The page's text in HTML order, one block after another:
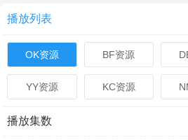
播放列表
OK资源 BF资源
YY资源 KC资源
播放集数